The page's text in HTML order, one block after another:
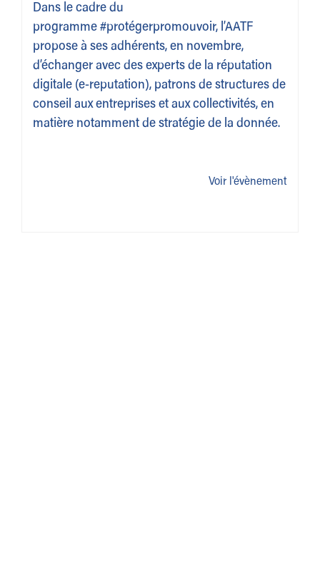
Dans le cadre du
programme #protégerpromouvoir, l’AATF
propose à ses adhérents, en novembre,
d’échanger avec des experts de la réputation
digitale (e-reputation), patrons de structures de
conseil aux entreprises et aux collectivités, en
matière notamment de stratégie de la donnée.
Voir l'évènement